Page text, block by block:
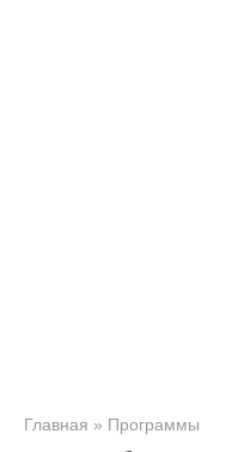
Главная » Программы